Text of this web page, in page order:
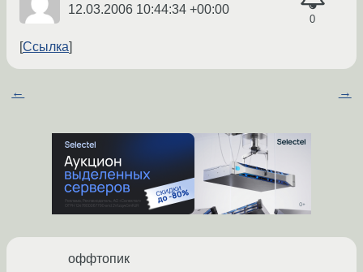
0
12.03.2006 10:44:34 +00:00
Ссылка
← →
оффтопик